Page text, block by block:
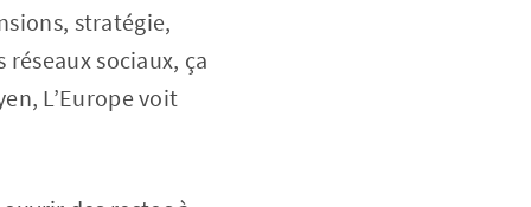
stratégie,
sociaux, ça
L’Europe voit